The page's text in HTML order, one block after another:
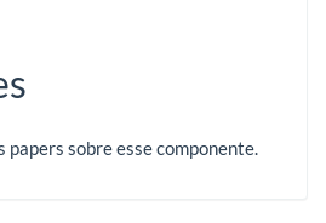
sobre esse componente.